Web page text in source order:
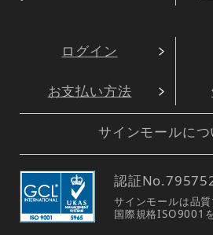
ログイン
お支払い方法
サインモールにつ
認証No.
サインモールは品
国際規格ISO9001